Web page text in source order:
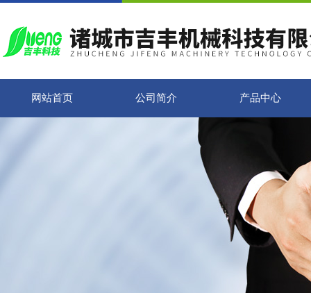
网站首页 公司简介 产品中心